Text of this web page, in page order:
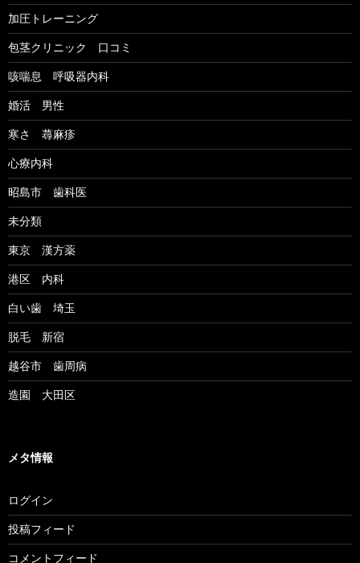
加圧トレーニング
包茎クリニック 口コミ
咳喘息 呼吸器内科
婚活 男性
寒さ 蕁麻疹
心療内科
昭島市 歯科医
未分類
東京 漢方薬
港区 内科
白い歯 埼玉
脱毛 新宿
越谷市 歯周病
造園 大田区
メタ情報
ログイン
投稿フィード
コメントフィード